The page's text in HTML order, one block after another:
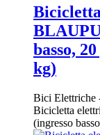
basso,
kg)
Bici Elettriche
Bicicletta
(ingresso